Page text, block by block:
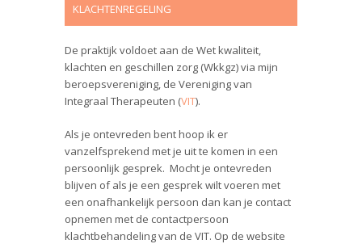
KLACHTENREGELING
De praktijk voldoet aan de Wet kwaliteit,
klachten en geschillen zorg (Wkkgz) via mijn
beroepsvereniging, de Vereniging van
Integraal Therapeuten (VIT).
Als je ontevreden bent hoop ik er
vanzelfsprekend met je uit te komen in een
persoonlijk gesprek. Mocht je ontevreden
blijven of als je een gesprek wilt voeren met
een onafhankelijk persoon dan kan je contact
opnemen met de contactpersoon
klachtbehandeling van de VIT. Op de website